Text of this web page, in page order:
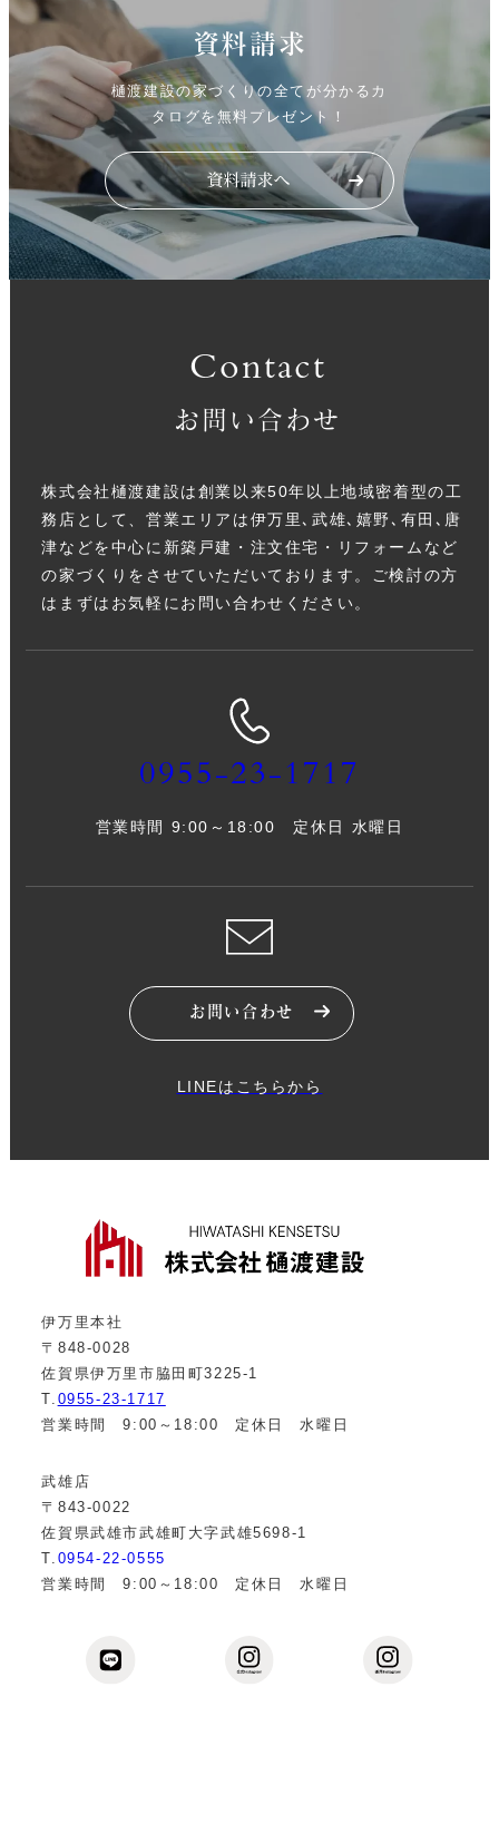
資料請求
樋渡建設の家づくりの全てが分かるカ
タログを無料プレゼント！
Contact
お問い合わせ
株式会社樋渡建設は創業以来50年以上地域密着型の工
務店として、営業エリアは伊万里､武雄､嬉野､有田､唐
津などを中心に新築戸建・注文住宅・リフォームなど
の家づくりをさせていただいております。ご検討の方
はまずはお気軽にお問い合わせください。
0955-23-1717
営業時間 9:00～18:00 定休日 水曜日
お問い合わせ
LINEはこちらから
伊万里本社
〒848-0028
佐賀県伊万里市脇田町3225-1
T. 0955-23-1717
営業時間 9:00～18:00 定休日 水曜日
武雄店
〒843-0022
佐賀県武雄市武雄町大字武雄5698-1
T. 0954-22-0555
営業時間 9:00～18:00 定休日 水曜日